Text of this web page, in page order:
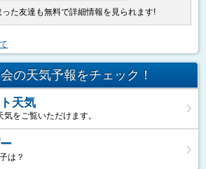
った友達も無料で詳細情報を見られます!
の天気予報をチェック！
天気
をご覧いただけます。
は？